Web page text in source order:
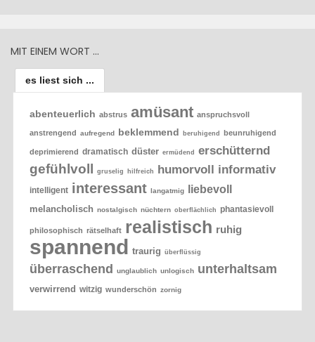
MIT EINEM WORT …
es liest sich ...
abenteuerlich abstrus amüsant anspruchsvoll
anstrengend aufregend beklemmend beruhigend beunruhigend
deprimierend dramatisch düster ermüdend erschütternd
gefühlvoll gruselig hilfreich humorvoll informativ
intelligent interessant langatmig liebevoll
melancholisch nostalgisch nüchtern oberflächlich phantasievoll
philosophisch rätselhaft realistisch ruhig
spannend traurig überflüssig
überraschend unglaublich unlogisch unterhaltsam
verwirrend witzig wunderschön zornig